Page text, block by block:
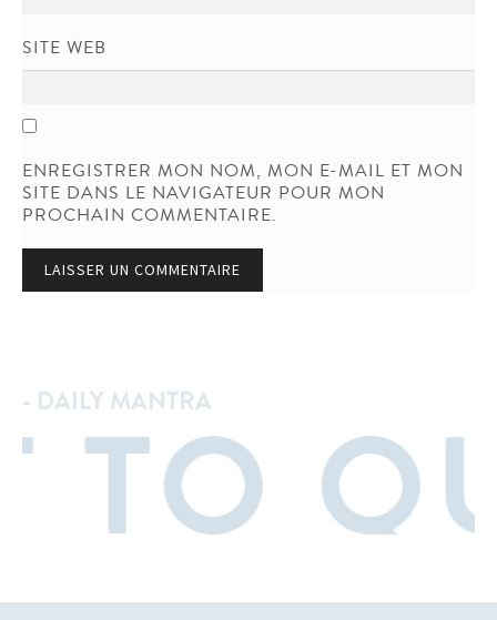
SITE WEB
ENREGISTRER MON NOM, MON E-MAIL ET MON
SITE DANS LE NAVIGATEUR POUR MON
PROCHAIN COMMENTAIRE.
- DAILY MANTRA